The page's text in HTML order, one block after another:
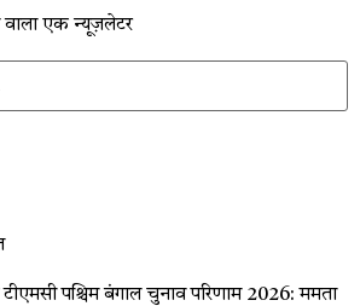
वाला एक न्यूज़लेटर
पश्चिम बंगाल चुनाव परिणाम 2026: ममता